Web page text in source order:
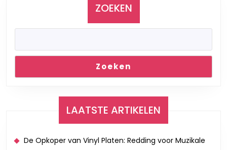
ZOEKEN
Zoeken
LAATSTE ARTIKELEN
De Opkoper van Vinyl Platen: Redding voor Muzikale